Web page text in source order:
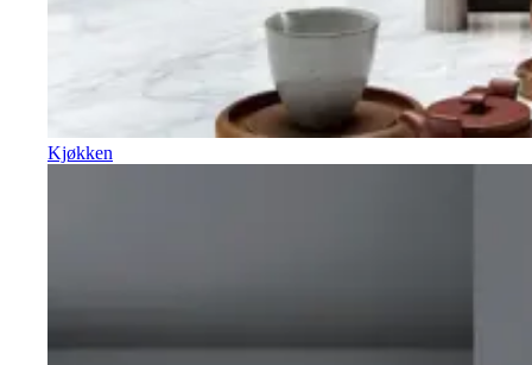
Kjøkken